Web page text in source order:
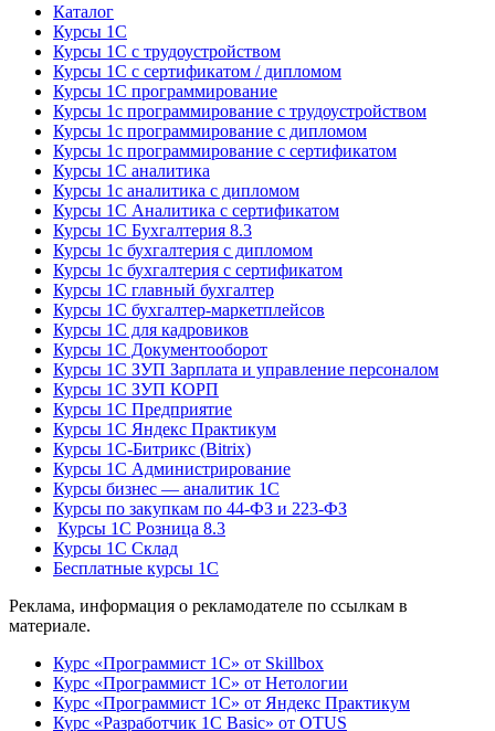
Каталог
Курсы 1С
Курсы 1С с трудоустройством
Курсы 1С с сертификатом / дипломом
Курсы 1С программирование
Курсы 1с программирование с трудоустройством
Курсы 1с программирование с дипломом
Курсы 1с программирование с сертификатом
Курсы 1С аналитика
Курсы 1с аналитика с дипломом
Курсы 1С Аналитика с сертификатом
Курсы 1С Бухгалтерия 8.3
Курсы 1с бухгалтерия с дипломом
Курсы 1с бухгалтерия с сертификатом
Курсы 1С главный бухгалтер
Курсы 1С бухгалтер-маркетплейсов
Курсы 1С для кадровиков
Курсы 1С Документооборот
Курсы 1С ЗУП Зарплата и управление персоналом
Курсы 1С ЗУП КОРП
Курсы 1С Предприятие
Курсы 1С Яндекс Практикум
Курсы 1С-Битрикс (Bitrix)
Курсы 1С Администрирование
Курсы бизнес — аналитик 1С
Курсы по закупкам по 44‑ФЗ и 223‑ФЗ
Курсы 1С Розница 8.3
Курсы 1С Склад
Бесплатные курсы 1С
Реклама, информация о рекламодателе по ссылкам в
материале.
Курс «Программист 1С» от Skillbox
Курс «Программист 1С» от Нетологии
Курс «Программист 1С» от Яндекс Практикум
Курс «Разработчик 1С Basic» от OTUS